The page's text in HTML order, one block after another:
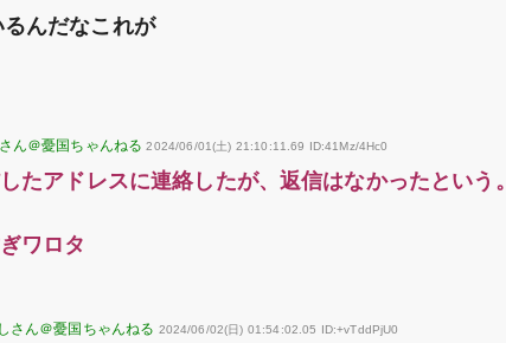
んだなこれが
2024/06/01(土) 21:10:11.69 ID:41Mz/4Hc0
たアドレスに連絡したが、返信はなかったという。
ワロタ
2024/06/02(日) 01:54:02.05 ID:+vTddPjU0